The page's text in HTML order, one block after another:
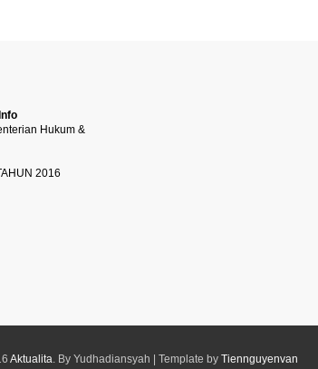
Hukum &
2016
Aktualita. By Yudhadiansyah | Template by Tiennguyenvan